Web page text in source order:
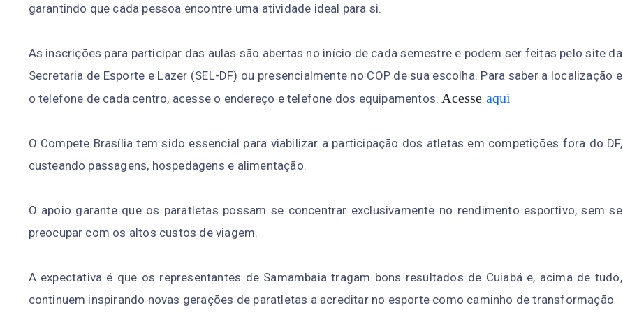
garantindo que cada pessoa encontre uma atividade ideal para si.
As inscrições para participar das aulas são abertas no início de cada semestre e podem ser feitas pelo site da
Secretaria de Esporte e Lazer (SEL-DF) ou presencialmente no COP de sua escolha. Para saber a localização e
o telefone de cada centro, acesse o endereço e telefone dos equipamentos. Acesse aqui
O Compete Brasília tem sido essencial para viabilizar a participação dos atletas em competições fora do DF,
custeando passagens, hospedagens e alimentação.
O apoio garante que os paratletas possam se concentrar exclusivamente no rendimento esportivo, sem se
preocupar com os altos custos de viagem.
A expectativa é que os representantes de Samambaia tragam bons resultados de Cuiabá e, acima de tudo,
continuem inspirando novas gerações de paratletas a acreditar no esporte como caminho de transformação